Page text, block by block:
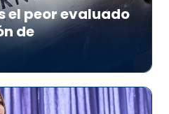
el peor evaluado
de